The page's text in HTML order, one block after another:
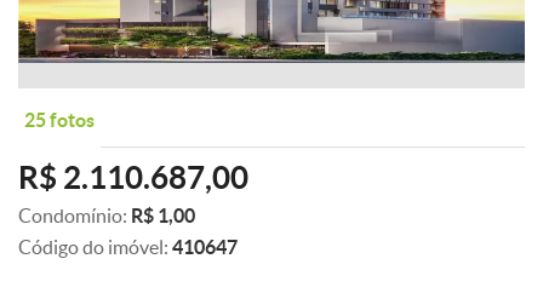
25 fotos
R$ 2.110.687,00
Condomínio: R$ 1,00
Código do imóvel: 410647